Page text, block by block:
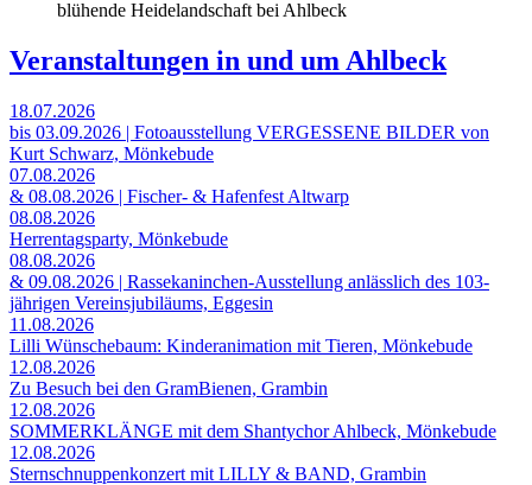
blühende Heidelandschaft bei Ahlbeck
Veranstaltungen in und um Ahlbeck
18.07.2026
bis 03.09.2026 | Fotoausstellung VERGESSENE BILDER von
Kurt Schwarz, Mönkebude
07.08.2026
& 08.08.2026 | Fischer- & Hafenfest Altwarp
08.08.2026
Herrentagsparty, Mönkebude
08.08.2026
& 09.08.2026 | Rassekaninchen-Ausstellung anlässlich des 103-
jährigen Vereinsjubiläums, Eggesin
11.08.2026
Lilli Wünschebaum: Kinderanimation mit Tieren, Mönkebude
12.08.2026
Zu Besuch bei den GramBienen, Grambin
12.08.2026
SOMMERKLÄNGE mit dem Shantychor Ahlbeck, Mönkebude
12.08.2026
Sternschnuppenkonzert mit LILLY & BAND, Grambin